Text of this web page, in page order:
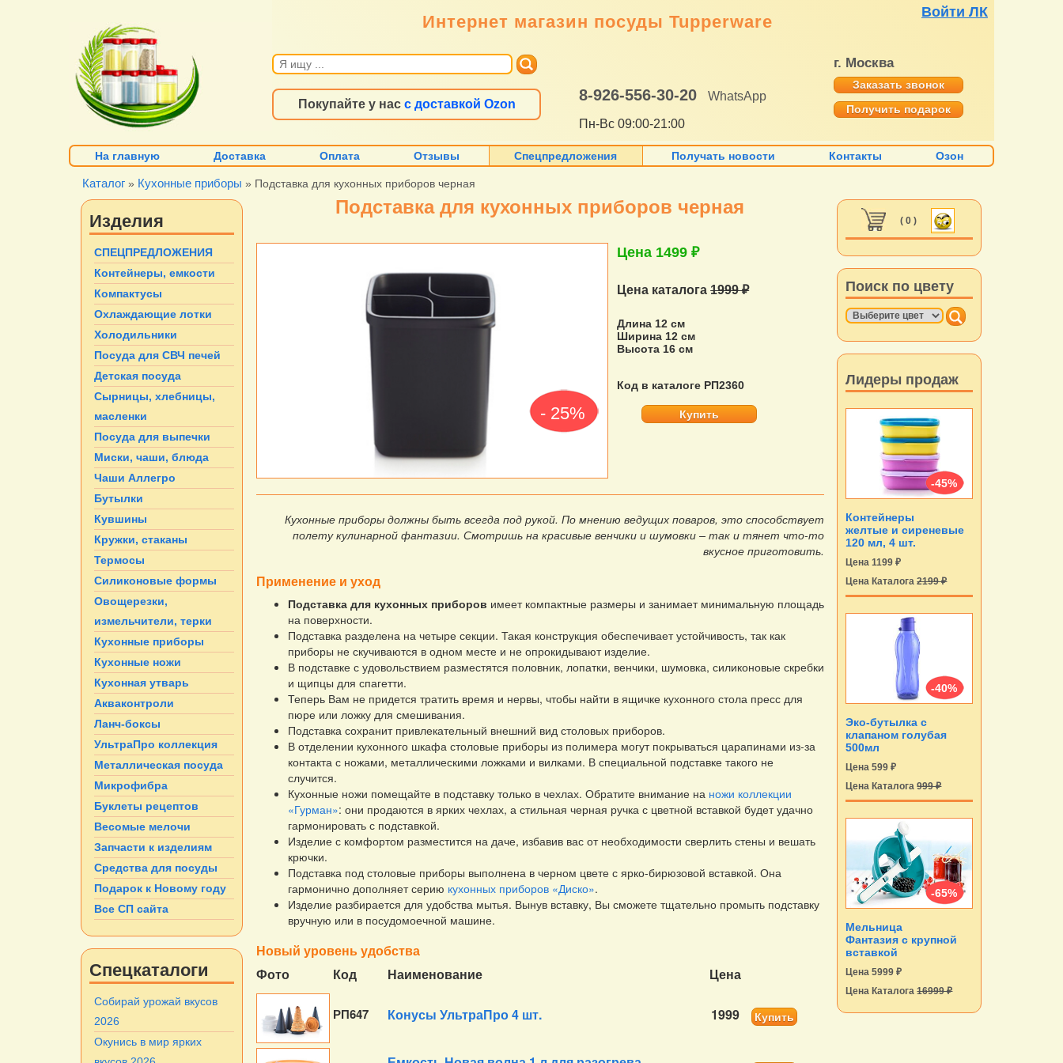
Интернет магазин посуды Tupperware
Покупайте у нас с доставкой Ozon
8-926-556-30-20 WhatsApp
Пн-Вс 09:00-21:00
г. Москва
Заказать звонок
Получить подарок
Войти ЛК
На главную Доставка Оплата Отзывы Спецпредложения Получать новости Контакты Озон
Каталог » Кухонные приборы » Подставка для кухонных приборов черная
Изделия
СПЕЦПРЕДЛОЖЕНИЯ
Контейнеры, емкости
Компактусы
Охлаждающие лотки
Холодильники
Посуда для СВЧ печей
Детская посуда
Сырницы, хлебницы,
масленки
Посуда для выпечки
Миски, чаши, блюда
Чаши Аллегро
Бутылки
Кувшины
Кружки, стаканы
Термосы
Силиконовые формы
Овощерезки,
измельчители, терки
Кухонные приборы
Кухонные ножи
Кухонная утварь
Акваконтроли
Ланч-боксы
УльтраПро коллекция
Металлическая посуда
Микрофибра
Буклеты рецептов
Весомые мелочи
Запчасти к изделиям
Средства для посуды
Подарок к Новому году
Все СП сайта
Спецкаталоги
Собирай урожай вкусов
2026
Окунись в мир ярких
Подставка для кухонных приборов черная
- 25%
Цена 1499 ₽
Цена каталога1999 ₽
Длина 12 см
Ширина 12 см
Высота 16 см
Код в каталоге РП2360
Купить
Кухонные приборы должны быть всегда под рукой. По мнению ведущих поваров, это способствует
полету кулинарной фантазии. Смотришь на красивые венчики и шумовки – так и тянет что-то
вкусное приготовить.
Применение и уход
Подставка для кухонных приборов имеет компактные размеры и занимает минимальную площадь
на поверхности.
Подставка разделена на четыре секции. Такая конструкция обеспечивает устойчивость, так как
приборы не скучиваются в одном месте и не опрокидывают изделие.
В подставке с удовольствием разместятся половник, лопатки, венчики, шумовка, силиконовые скребки
и щипцы для спагетти.
Теперь Вам не придется тратить время и нервы, чтобы найти в ящичке кухонного стола пресс для
пюре или ложку для смешивания.
Подставка сохранит привлекательный внешний вид столовых приборов.
В отделении кухонного шкафа столовые приборы из полимера могут покрываться царапинами из-за
контакта с ножами, металлическими ложками и вилками. В специальной подставке такого не
случится.
Кухонные ножи помещайте в подставку только в чехлах. Обратите внимание на ножи коллекции
«Гурман»: они продаются в ярких чехлах, а стильная черная ручка с цветной вставкой будет удачно
гармонировать с подставкой.
Изделие с комфортом разместится на даче, избавив вас от необходимости сверлить стены и вешать
крючки.
Подставка под столовые приборы выполнена в черном цвете с ярко-бирюзовой вставкой. Она
гармонично дополняет серию кухонных приборов «Диско».
Изделие разбирается для удобства мытья. Вынув вставку, Вы сможете тщательно промыть подставку
вручную или в посудомоечной машине.
Новый уровень удобства
Фото
Код Наименование Цена
РП647 Конусы УльтраПро 4 шт. 1999 Купить
( 0 )
Поиск по цвету
Лидеры продаж
-45%
Контейнеры
желтые и сиреневые
120 мл, 4 шт.
Цена 1199 ₽
Цена Каталога2199 ₽
-40%
Эко-бутылка с
клапаном голубая
500мл
Цена 599 ₽
Цена Каталога999 ₽
-65%
Мельница
Фантазия с крупной
вставкой
Цена 5999 ₽
Цена Каталога16999 ₽